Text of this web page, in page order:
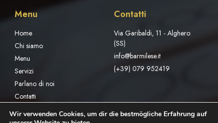
Menu
Home
Chi siamo
Menu
Servizi
Parlano di noi
Contatti
Contatti
Via Garibaldi, 11 - Alghero
(SS)
info@barmilese.it
(+39) 079 952419
Wir verwenden Cookies, um dir die bestmögliche Erfahrung auf